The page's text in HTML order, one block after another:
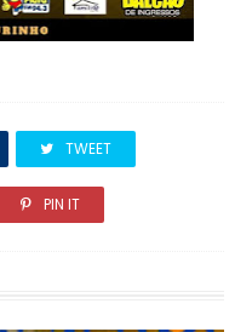
TWEET
PIN IT